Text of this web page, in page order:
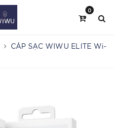
0
CÁP SẠC WIWU ELITE Wi-